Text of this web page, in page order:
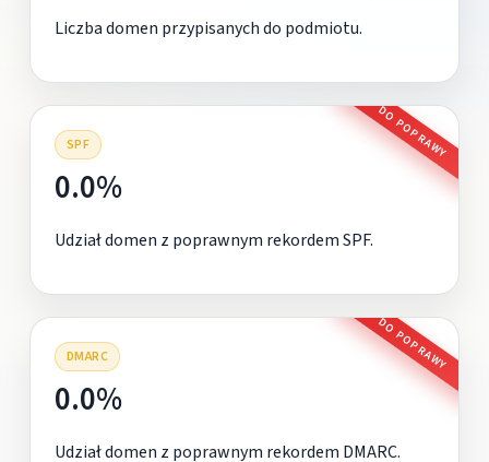
Liczba domen przypisanych do podmiotu.
SPF DO POPRAWY
0.0%
Udział domen z poprawnym rekordem SPF.
DMARC DO POPRAWY
0.0%
Udział domen z poprawnym rekordem DMARC.